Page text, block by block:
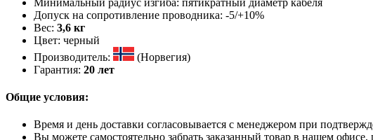
Допуск на сопротивление проводника: -5/+10%
Вес: 3,6 кг
Цвет: черный
Производитель:
(Норвегия)
Гарантия: 20 лет
Общие условия:
Время и день доставки согласовывается с менеджером при
Вы можете самостоятельно забрать заказанный товар в нашем офисе,